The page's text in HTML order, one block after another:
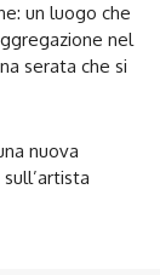
un luogo che
nel
serata che si
nuova